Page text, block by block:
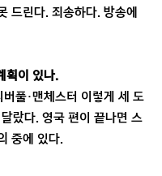
드린다. 죄송하다. 방송에
획이 있나.
풀·맨체스터 이렇게 세 도
랐다. 영국 편이 끝나면 스
중에 있다.